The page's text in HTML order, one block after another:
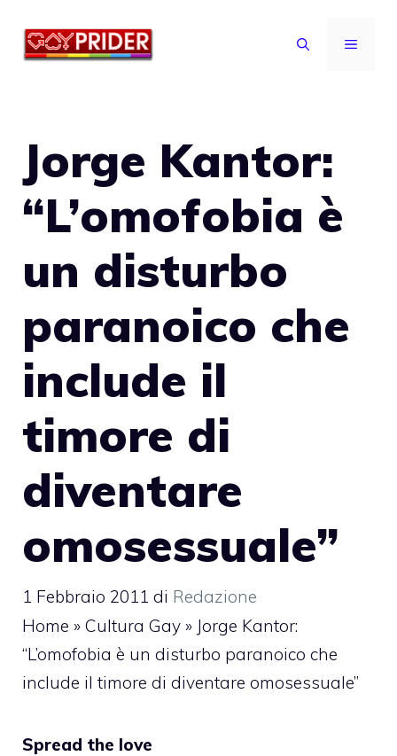
MENU
Jorge Kantor:
“L’omofobia è
un disturbo
paranoico che
include il
timore di
diventare
omosessuale”
1 Febbraio 2011 di Redazione
Home » Cultura Gay » Jorge Kantor:
“L’omofobia è un disturbo paranoico che
include il timore di diventare omosessuale”
Spread the love